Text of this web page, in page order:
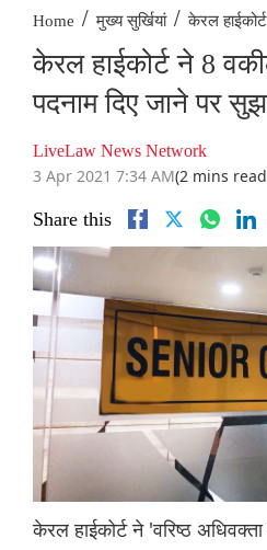
Home / मुख्य सुर्खियां / केरल
केरल हाईकोर्ट ने 8
पदनाम दिए जाने पर
LiveLaw News Network
3 Apr 2021 7:34 AM(2 mins
Share this
केरल हाईकोर्ट ने 'वरिष्ठ